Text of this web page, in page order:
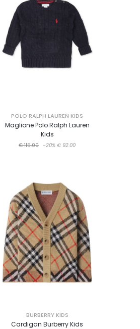
POLO RALPH LAUREN KIDS
Maglione Polo Ralph Lauren
Kids
€ 115.00 -20% € 92.00
BURBERRY KIDS
Cardigan Burberry Kids